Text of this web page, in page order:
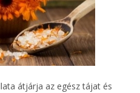
átjárja az egész tájat és